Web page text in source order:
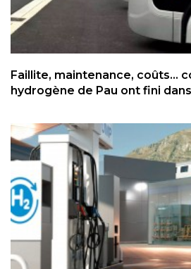
Faillite, maintenance, coûts...
hydrogène de Pau ont fini